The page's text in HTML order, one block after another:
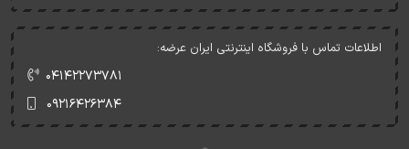
اطلاعات تماس با فروشگاه اینترنتی ایران عرضه:
۰۴۱۴۲۲۷۳۷۸۱
۰۹۲۱۶۴۲۶۳۸۴